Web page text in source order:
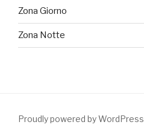
Zona Giorno
Zona Notte
Proudly powered by WordPress